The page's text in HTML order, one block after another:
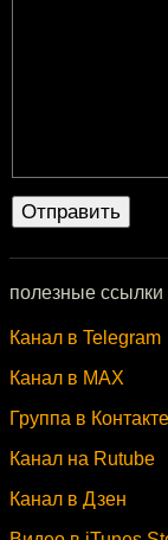
полезные ссылки
Канал в Telegram
Канал в MAX
Группа в Контакте
Канал на Rutube
Канал в Дзен